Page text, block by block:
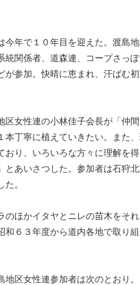
年で１０年目を迎えた。渡島
統関係者、道森連、コープさっぽ
が参加。快晴に恵まれ、汗ばむ
女性連の小林佳子会長が「仲
本丁寧に植えていきたい。また
おり、いろいろな方々に理解を
とあいさつした。参加者は石狩
。
のほかイタヤとニレの苗木をそ
和６３年度から道内各地で取り
区女性連参加者は次のとおり。